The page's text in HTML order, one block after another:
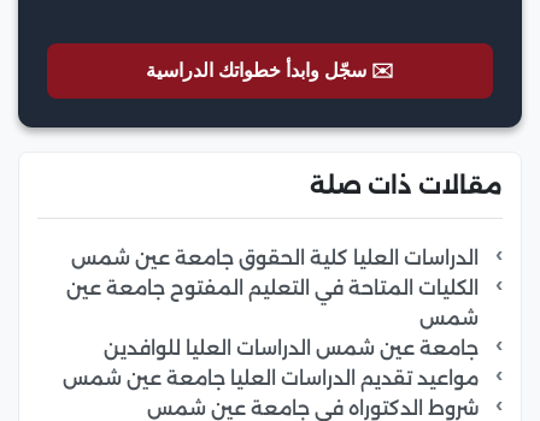
✉️ سجّل وابدأ خطواتك الدراسية
مقالات ذات صلة
الدراسات العليا كلية الحقوق جامعة عين شمس
الكليات المتاحة في التعليم المفتوح جامعة عين
شمس
جامعة عين شمس الدراسات العليا للوافدين
مواعيد تقديم الدراسات العليا جامعة عين شمس
شروط الدكتوراه في جامعة عين شمس